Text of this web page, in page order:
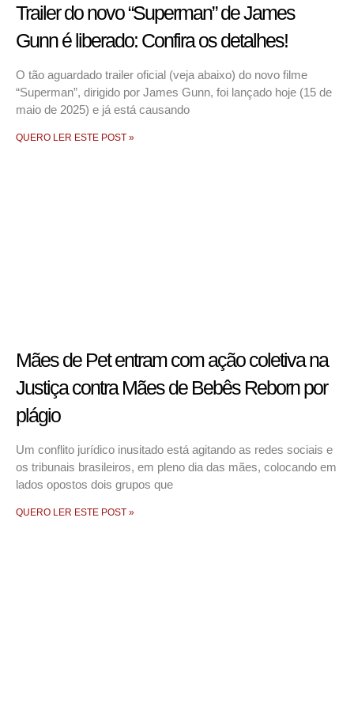
Trailer do novo “Superman” de James
Gunn é liberado: Confira os detalhes!
O tão aguardado trailer oficial (veja abaixo) do novo filme
“Superman”, dirigido por James Gunn, foi lançado hoje (15 de
maio de 2025) e já está causando
QUERO LER ESTE POST »
Mães de Pet entram com ação coletiva na
Justiça contra Mães de Bebês Reborn por
plágio
Um conflito jurídico inusitado está agitando as redes sociais e
os tribunais brasileiros, em pleno dia das mães, colocando em
lados opostos dois grupos que
QUERO LER ESTE POST »